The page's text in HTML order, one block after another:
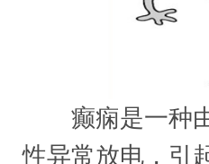
癫痫是一种由
性异常放电，引